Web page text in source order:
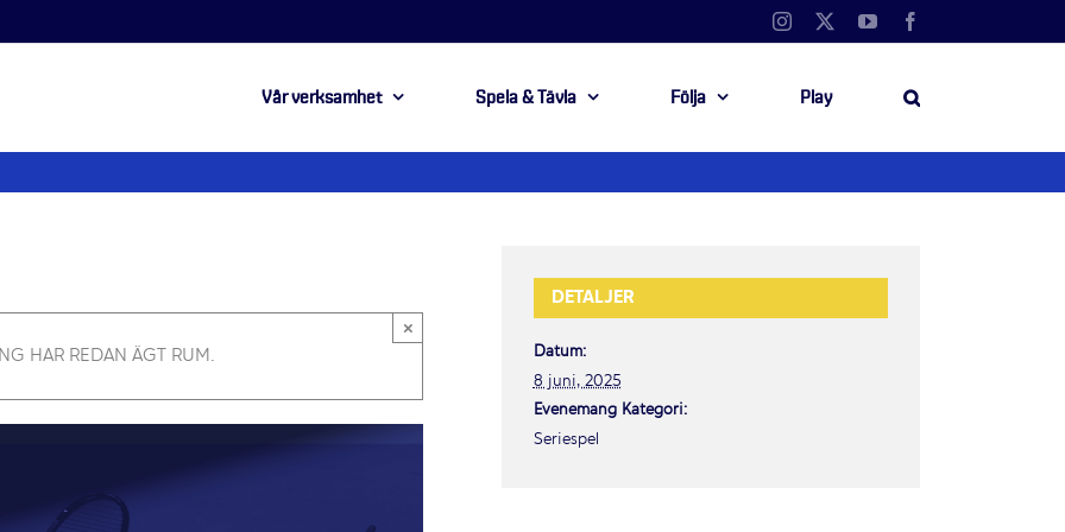
Instagram YouTube
Vår verksamhet Spela & Tävla Följa Play
HAR REDAN ÄGT RUM.
×
DETALJER
Datum:
8 juni, 2025
Evenemang Kategori:
Seriespel